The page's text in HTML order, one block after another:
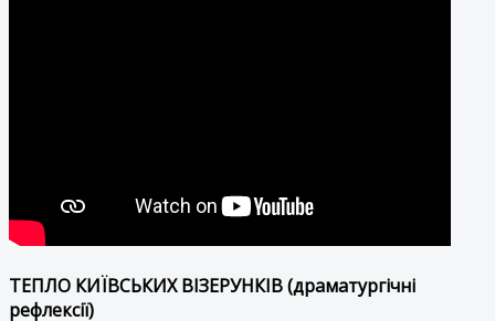
ТЕПЛО КИЇВСЬКИХ ВІЗЕРУНКІВ (драматургічні
рефлексії)